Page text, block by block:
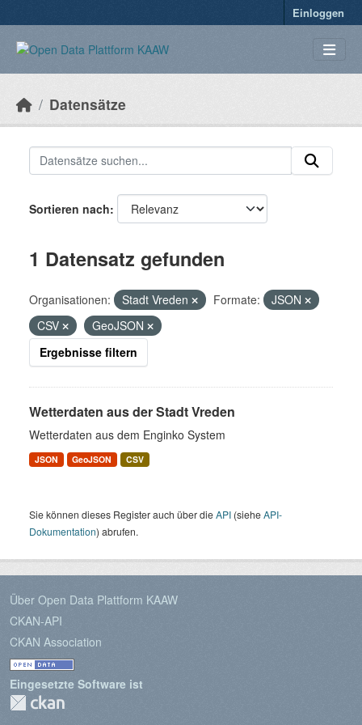
Einloggen
Datensätze
Sortieren nach
1 Datensatz gefunden
Organisationen: Stadt Vreden Formate:
JSON
CSV
GeoJSON
Ergebnisse filtern
Wetterdaten aus der Stadt Vreden
Wetterdaten aus dem Enginko System
JSON GeoJSON CSV
Sie können dieses Register auch über dieAPI (sieheAPI-
Dokumentation) abrufen.
Über Open Data Plattform KAAW
CKAN-API
CKAN Association
Eingesetzte Software ist